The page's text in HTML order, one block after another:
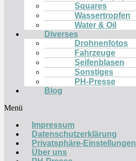
Squares
Wassertropfen
Water & Oil
Diverses
Drohnenfotos
Fahrzeuge
Seifenblasen
Sonstiges
PH-Presse
Blog
Menü
Impressum
Datenschutzerklärung
Privatsphäre-Einstellungen
Über uns